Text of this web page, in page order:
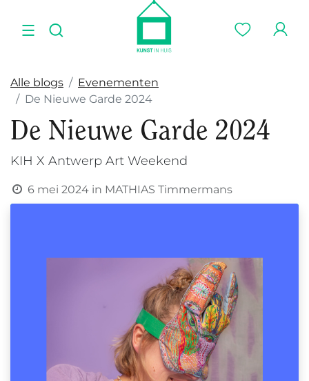
Alle blogs
Evenementen
De Nieuwe Garde 2024
De Nieuwe Garde 2024
KIH X Antwerp Art Weekend
6 mei 2024 in MATHIAS Timmermans